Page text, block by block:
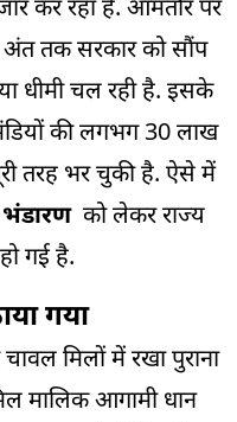
अंत तक सरकार को सौंप
धीमी चल रही है. इसके
की लगभग 30 लाख
तरह भर चुकी है. ऐसे में
को लेकर राज्य
गई है.
गया
मिलों में रखा पुराना
मालिक आगामी धान